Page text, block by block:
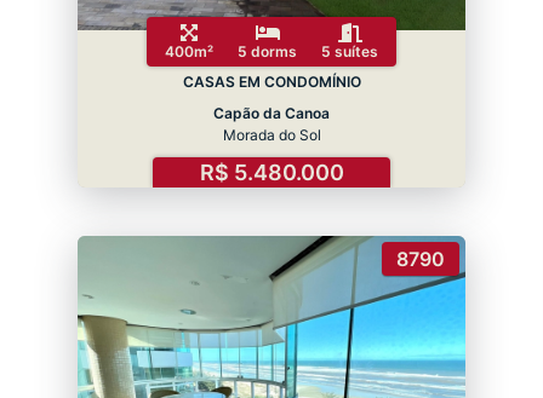
400m² 5 dorms
5 suítes
CASAS EM CONDOMÍNIO
Capão da Canoa
Morada do Sol
R$ 5.480.000
8790